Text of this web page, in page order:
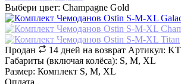
Выбери цвет: Champagne Gold
Продан 14 дней на возврат Артикул:
Габариты (включая колёса): S, M, XL
Размер: Комплект S, M, XL